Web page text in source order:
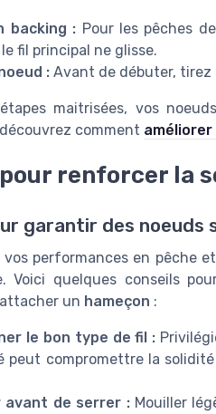
backing : Pour les pêches
fil principal ne glisse.
: Avant de débuter, tirez
maitrisées, vos
comment
renforcer la
garantir des noeuds
vos performances en pêche
Voici quelques conseils
un hameçon :
le bon type de fil :
peut compromettre la
avant de serrer :Mouiller